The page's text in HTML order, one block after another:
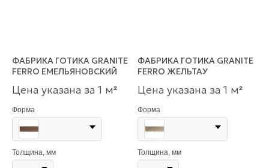
ФАБРИКА ГОТИКА GRANITE
FERRO ЕМЕЛЬЯНОВСКИЙ
Цена указана за 1 м²
Форма
Толщина, мм
ФАБРИКА ГОТИКА GRANITE
FERRO ЖЕЛЬТАУ
Цена указана за 1 м²
Форма
Толщина, мм